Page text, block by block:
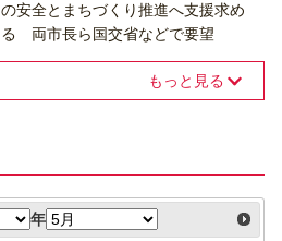
の安全とまちづくり推進へ支援求め
る 両市長ら国交省などで要望
もっと見る
年